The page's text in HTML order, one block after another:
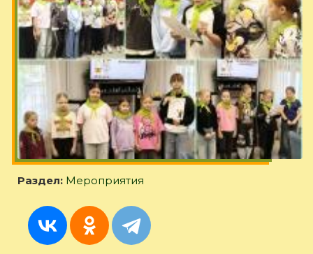
Раздел: Мероприятия